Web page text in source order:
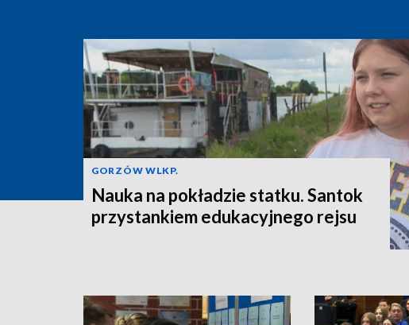
GORZÓW WLKP.
Nauka na pokładzie statku. Santok
przystankiem edukacyjnego rejsu